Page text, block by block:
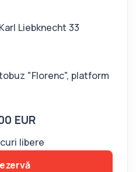
Liebknecht 33
"Florenc", platform
EUR
libere